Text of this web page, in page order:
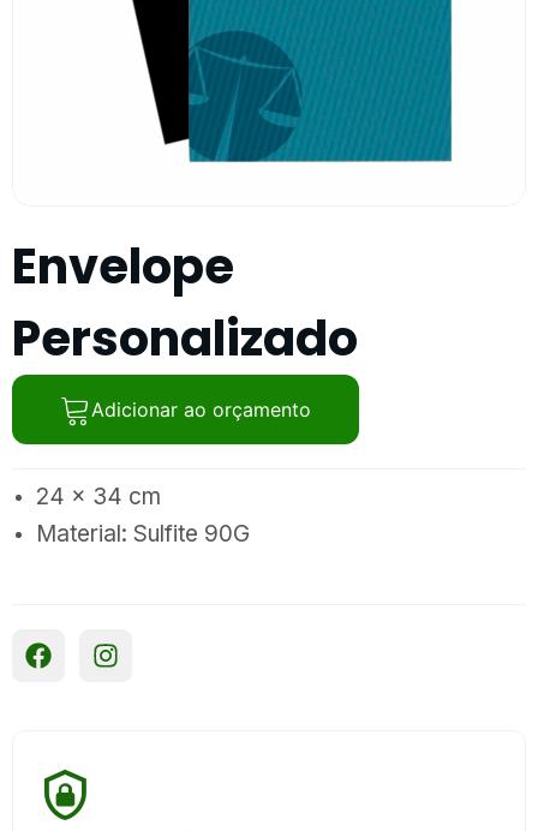
Envelope
Personalizado
Adicionar ao orçamento
24 x 34 cm
Material: Sulfite 90G